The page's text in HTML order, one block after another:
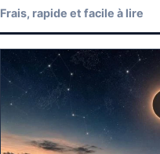
Frais, rapide et facile à lire